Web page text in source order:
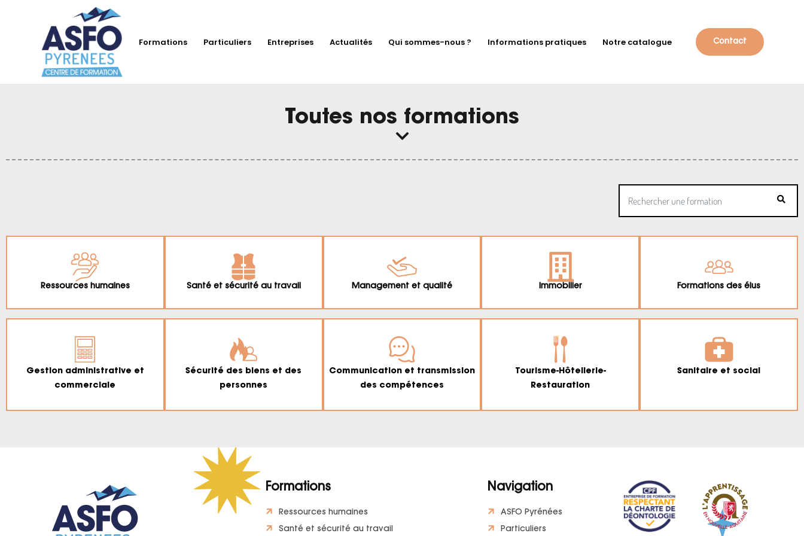
Formations Particuliers Entreprises Actualités Qui sommes-nous ? Informations pratiques Notre catalogue Contact
Toutes nos formations
Ressources humaines Santé et sécurité au travail Management et qualité Immobilier Formations des élus
Gestion administrative et
commerciale
Sécurité des biens et des
personnes
Communication et transmission
des compétences
Tourisme-Hôtellerie-
Restauration
Sanitaire et social
Formations
Ressources humaines
Santé et sécurité au travail
Navigation
ASFO Pyrénées
Particuliers